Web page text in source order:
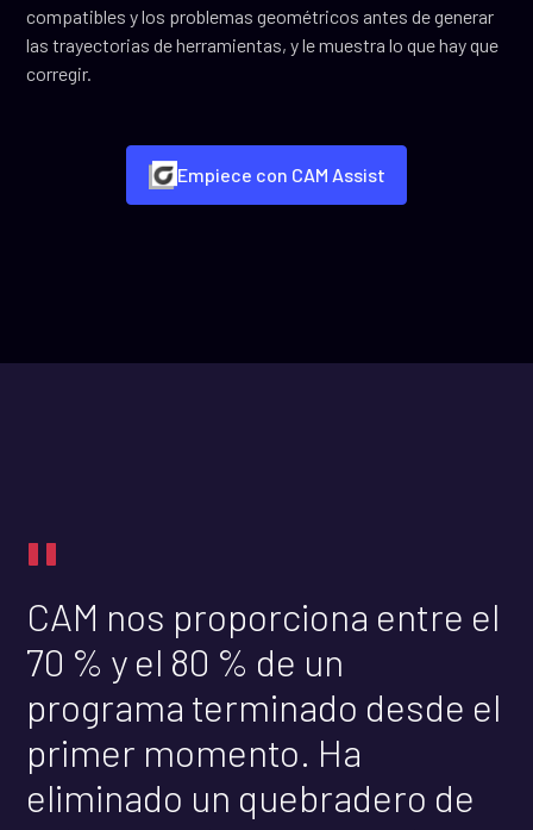
compatibles y los problemas geométricos antes de generar
las trayectorias de herramientas, y le muestra lo que hay que
corregir.
Empiece con CAM Assist
"
CAM nos proporciona entre el
70 % y el 80 % de un
programa terminado desde el
primer momento. Ha
eliminado un quebradero de